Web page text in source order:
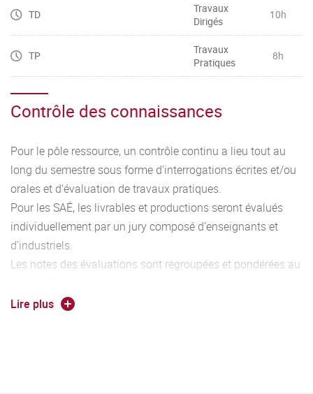
TD
Travaux
Dirigés
10h
TP
Travaux
Pratiques
8h
Contrôle des connaissances
Pour le pôle ressource, un contrôle continu a lieu tout au
long du semestre sous forme d'interrogations écrites et/ou
orales et d'évaluation de travaux pratiques.
Pour les SAÉ, les livrables et productions seront évalués
individuellement par un jury composé d’enseignants et
d’industriels.
Les notes des évaluations sont regroupées et pondérées au
permettant l’acquisition de 5 compétences caractéristiques
Lire plus